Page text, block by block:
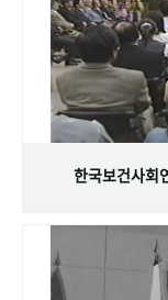
한국보건사회